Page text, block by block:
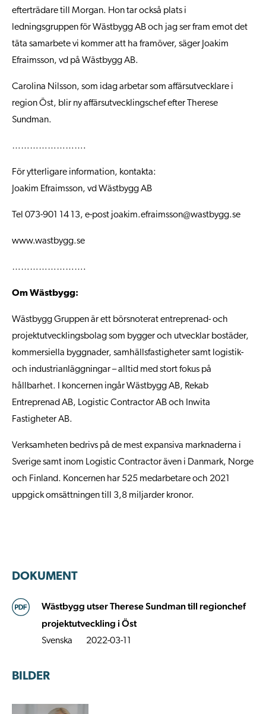
efterträdare till Morgan. Hon tar också plats i
ledningsgruppen för Wästbygg AB och jag ser fram emot det
täta samarbete vi kommer att ha framöver, säger Joakim
Efraimsson, vd på Wästbygg AB.
Carolina Nilsson, som idag arbetar som affärsutvecklare i
region Öst, blir ny affärsutvecklingschef efter Therese
Sundman.
…………………….
För ytterligare information, kontakta:
Joakim Efraimsson, vd Wästbygg AB
Tel 073-901 14 13, e-post joakim.efraimsson@wastbygg.se
www.wastbygg.se
…………………….
Om Wästbygg:
Wästbygg Gruppen är ett börsnoterat entreprenad- och
projektutvecklingsbolag som bygger och utvecklar bostäder,
kommersiella byggnader, samhällsfastigheter samt logistik-
och industrianläggningar – alltid med stort fokus på
hållbarhet. I koncernen ingår Wästbygg AB, Rekab
Entreprenad AB, Logistic Contractor AB och Inwita
Fastigheter AB.
Verksamheten bedrivs på de mest expansiva marknaderna i
Sverige samt inom Logistic Contractor även i Danmark, Norge
och Finland. Koncernen har 525 medarbetare och 2021
uppgick omsättningen till 3,8 miljarder kronor.
DOKUMENT
Wästbygg utser Therese Sundman till regionchef
projektutveckling i Öst
Svenska 2022-03-11
BILDER